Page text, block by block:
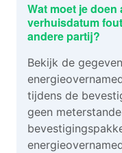
Wat moet je doen
verhuisdatum
andere partij?
Bekijk de
tijdens de
geen